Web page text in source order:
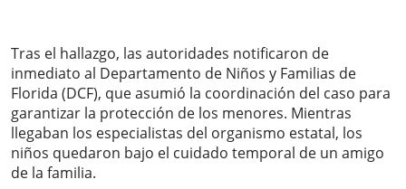
Tras el hallazgo, las autoridades notificaron de
inmediato al Departamento de Niños y Familias de
Florida (DCF), que asumió la coordinación del caso para
garantizar la protección de los menores. Mientras
llegaban los especialistas del organismo estatal, los
niños quedaron bajo el cuidado temporal de un amigo
de la familia.